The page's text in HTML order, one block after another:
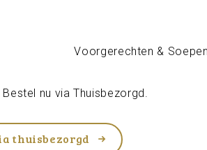
Bestel nu viaThuisbezorgd .
thuisbezorgd